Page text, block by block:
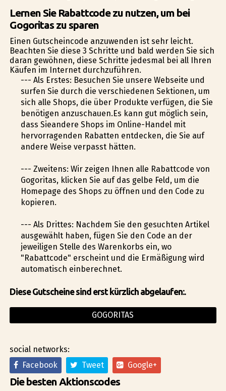
Lernen Sie Rabattcode zu nutzen, um bei
Gogoritas zu sparen
Einen Gutscheincode anzuwenden ist sehr leicht.
Beachten Sie diese 3 Schritte und bald werden Sie sich
daran gewöhnen, diese Schritte jedesmal bei all Ihren
Käufen im Internet durchzuführen.
--- Als Erstes: Besuchen Sie unsere Webseite und
surfen Sie durch die verschiedenen Sektionen, um
sich alle Shops, die über Produkte verfügen, die Sie
benötigen anzuschauen.Es kann gut möglich sein,
dass Sieandere Shops im Online-Handel mit
hervorragenden Rabatten entdecken, die Sie auf
andere Weise verpasst hätten.
--- Zweitens: Wir zeigen Ihnen alle Rabattcode von
Gogoritas, klicken Sie auf das gelbe Feld, um die
Homepage des Shops zu öffnen und den Code zu
kopieren.
--- Als Drittes: Nachdem Sie den gesuchten Artikel
ausgewählt haben, fügen Sie den Code an der
jeweiligen Stelle des Warenkorbs ein, wo
"Rabattcode" erscheint und die Ermäßigung wird
automatisch einberechnet.
Diese Gutscheine sind erst kürzlich abgelaufen:.
GOGORITAS
social networks:
Facebook
Tweet Google+
Die besten Aktionscodes